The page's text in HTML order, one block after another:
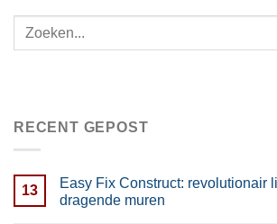
RECENT GEPOST
13
Easy Fix Construct: revolutionair
dragende muren